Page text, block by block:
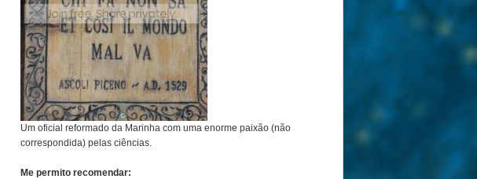
Um oficial reformado da Marinha com uma enorme paixão (não
correspondida) pelas ciências.
Me permito recomendar: